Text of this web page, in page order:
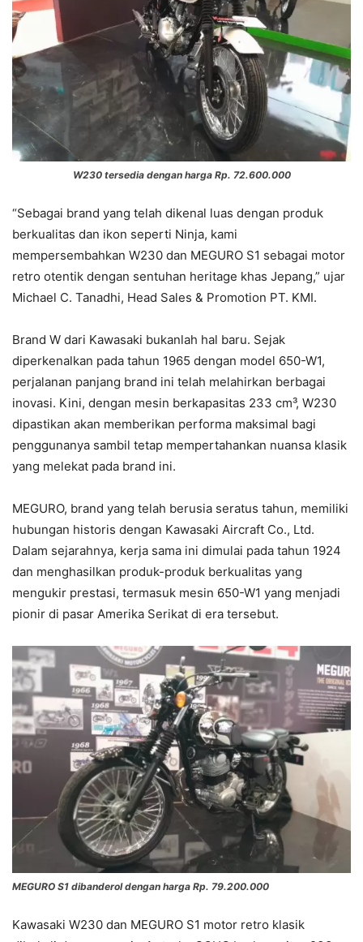
W230 tersedia dengan harga Rp. 72.600.000
“Sebagai brand yang telah dikenal luas dengan produk
berkualitas dan ikon seperti Ninja, kami
mempersembahkan W230 dan MEGURO S1 sebagai motor
retro otentik dengan sentuhan heritage khas Jepang,” ujar
Michael C. Tanadhi, Head Sales & Promotion PT. KMI.
Brand W dari Kawasaki bukanlah hal baru. Sejak
diperkenalkan pada tahun 1965 dengan model 650-W1,
perjalanan panjang brand ini telah melahirkan berbagai
inovasi. Kini, dengan mesin berkapasitas 233 cm³, W230
dipastikan akan memberikan performa maksimal bagi
penggunanya sambil tetap mempertahankan nuansa klasik
yang melekat pada brand ini.
MEGURO, brand yang telah berusia seratus tahun, memiliki
hubungan historis dengan Kawasaki Aircraft Co., Ltd.
Dalam sejarahnya, kerja sama ini dimulai pada tahun 1924
dan menghasilkan produk-produk berkualitas yang
mengukir prestasi, termasuk mesin 650-W1 yang menjadi
pionir di pasar Amerika Serikat di era tersebut.
MEGURO S1 dibanderol dengan harga Rp. 79.200.000
Kawasaki W230 dan MEGURO S1 motor retro klasik